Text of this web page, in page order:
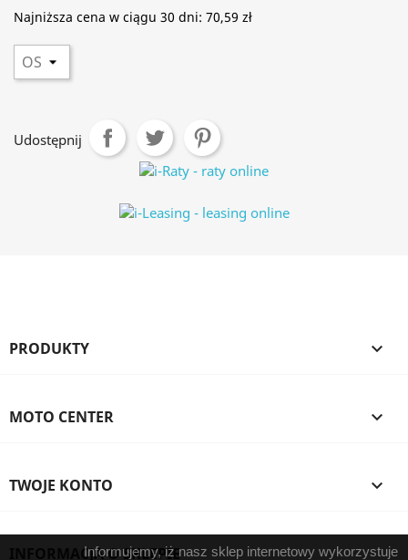
Najniższa cena w ciągu 30 dni: 70,59 zł
Udostępnij
PRODUKTY 
MOTO CENTER 
TWOJE KONTO 
INFORMACJA O SKLEPIE
Informujemy, iż nasz sklep internetowy wykorzystuje